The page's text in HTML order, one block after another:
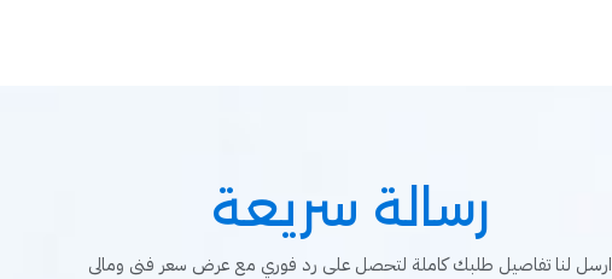
رسالة سريعة
ارسل لنا تفاصيل طلبك كاملة لتحصل على رد فوري مع عرض سعر فنى ومالى